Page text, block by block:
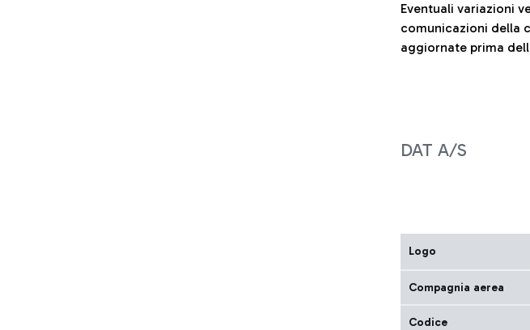
Eventuali variazioni
comunicazioni della
aggiornate prima
DAT A/S
Logo
Compagnia aerea
Codice